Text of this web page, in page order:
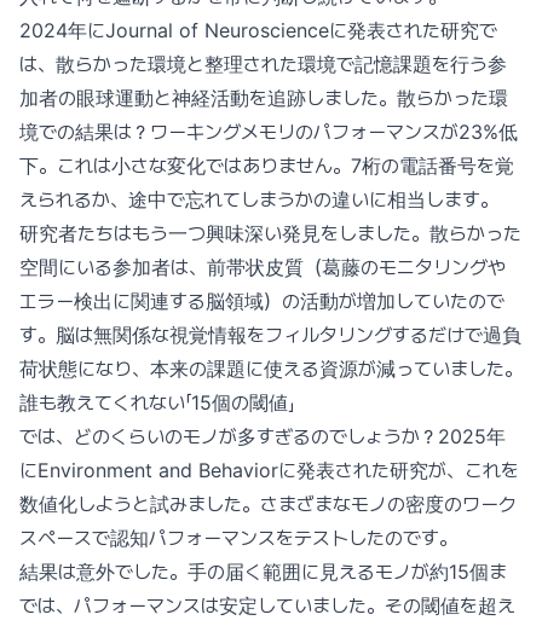
2024年にJournal of Neuroscienceに発表された研究で
は、散らかった環境と整理された環境で記憶課題を行う参
加者の眼球運動と神経活動を追跡しました。散らかった環
境での結果は？ワーキングメモリのパフォーマンスが23%低
下。これは小さな変化ではありません。7桁の電話番号を覚
えられるか、途中で忘れてしまうかの違いに相当します。
研究者たちはもう一つ興味深い発見をしました。散らかった
空間にいる参加者は、前帯状皮質（葛藤のモニタリングや
エラー検出に関連する脳領域）の活動が増加していたので
す。脳は無関係な視覚情報をフィルタリングするだけで過負
荷状態になり、本来の課題に使える資源が減っていました。
誰も教えてくれない「15個の閾値」
では、どのくらいのモノが多すぎるのでしょうか？2025年
にEnvironment and Behaviorに発表された研究が、これを
数値化しようと試みました。さまざまなモノの密度のワーク
スペースで認知パフォーマンスをテストしたのです。
結果は意外でした。手の届く範囲に見えるモノが約15個ま
では、パフォーマンスは安定していました。その閾値を超え